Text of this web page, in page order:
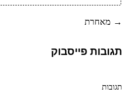
ניווט
ברשומות
→ מאחרת
תגובות פייסבוק
תגובות